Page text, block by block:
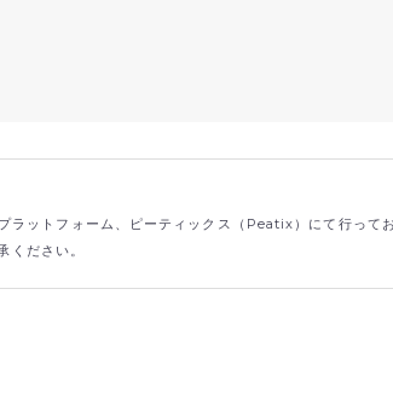
ラットフォーム、ピーティックス（Peatix）にて行ってお
ください。